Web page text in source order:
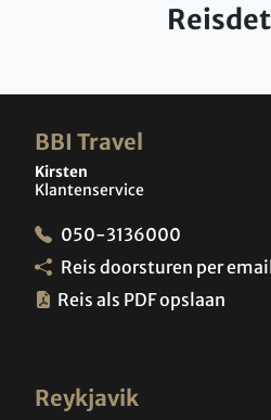
Reykjavik
BBI Travel
Kirsten
Klantenservice
050-3136000
Reis doorsturen per
Reis als PDF opslaan